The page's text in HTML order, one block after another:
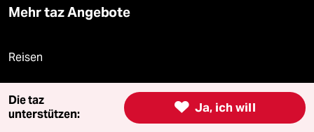
Mehr taz Angebote
Reisen
Kantine
 Ja, ich will
Die taz
unterstützen: